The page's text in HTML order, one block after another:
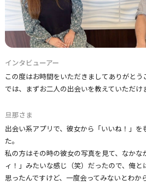
インタビューアー
この度はお時間をいただきましてありがとう
では、まずお二人の出会いを教えていただけ
旦那さま
出会い系アプリで、彼女から「いいね！」を
た。
私の方はその時の彼女の写真を見て、なか
ィ！」みたいな感じ（笑）だったので、俺と
思ったんですけど、一度会ってみないとわか